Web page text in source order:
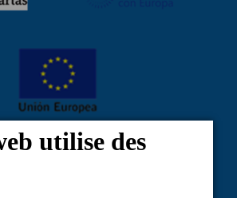
européen de développement régional dans le
à la pandémie du COVID-19 : Ligne 2
l'activité des travailleurs indépendants et des